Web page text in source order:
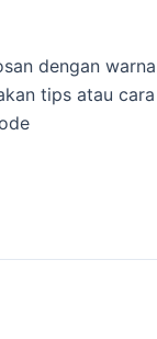
dengan
tips atau